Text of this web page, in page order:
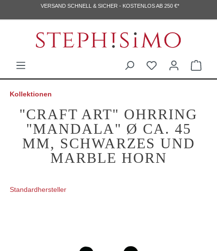
VERSAND SCHNELL & SICHER - KOSTENLOS AB 250 €*
Kollektionen
"CRAFT ART" OHRRING
"MANDALA" Ø CA. 45
MM, SCHWARZES UND
MARBLE HORN
Standardhersteller